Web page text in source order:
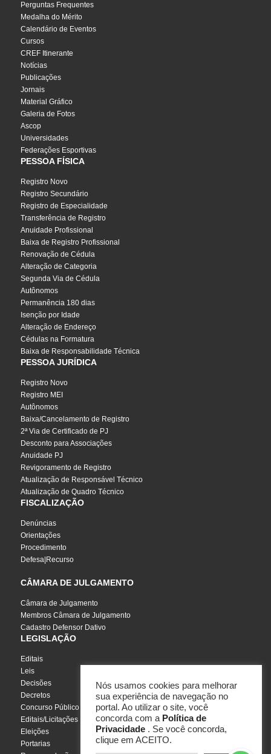
Perguntas Frequentes
Medalha do Mérito
Calendário de Eventos
Cursos
CREF Itinerante
Notícias
Publicações
Jornais
Material Gráfico
Galeria de Fotos
Ascop
Universidades
Federações Esportivas
PESSOA FÍSICA
Registro Novo
Registro Secundário
Registro de Especialidade
Transferência de Registro
Anuidade Profissional
Baixa de Registro Profissional
Renovação de Cédula
Alteração de Categoria
Segunda Via de Cédula
Autônomos
Permanência 180 dias
Isenção por Idade
Alteração de Endereço
Cédulas na Formatura
Baixa de Responsabilidade Técnica
PESSOA JURÍDICA
Registro Novo
Registro MEI
Autônomos
Baixa/Cancelamento de Registro
2ª Via de Certificado de PJ
Desconto para Associações
Anuidade PJ
Revigoramento de Registro
Atualização de Responsável Técnico
Atualização de Quadro Técnico
FISCALIZAÇÃO
Denúncias
Orientações
Procedimento
Defesa|Recurso
CÂMARA DE JULGAMENTO
Câmara de Julgamento
Membros Câmara de Julgamento
Cadastro Defensor Dativo
LEGISLAÇÃO
Editais
Leis
Decisões
Decretos
Concurso Público
Editais/Licitações
Eleições
Portarias
Nós usamos cookies para melhorar
sua experiência de navegação no
portal. Ao utilizar o site, você
concorda com a Política de
Privacidade . Se você concorda,
clique em ACEITO.